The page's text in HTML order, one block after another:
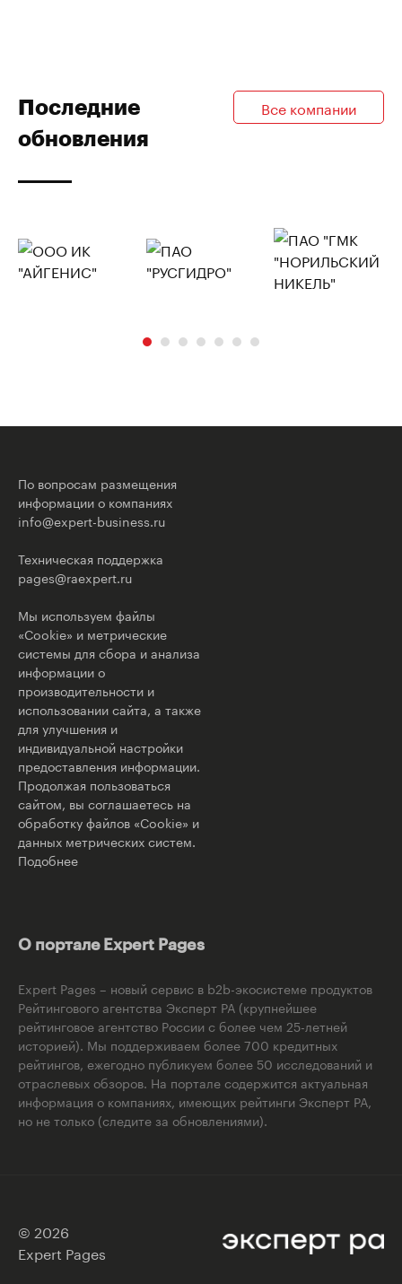
Последние
обновления
Все компании
По вопросам размещения
информации о компаниях
info@expert-business.ru
Техническая поддержка
pages@raexpert.ru
Мы используем файлы
«Cookie» и метрические
системы для сбора и анализа
информации о
производительности и
использовании сайта, а также
для улучшения и
индивидуальной настройки
предоставления информации.
Продолжая пользоваться
сайтом, вы соглашаетесь на
обработку файлов «Cookie» и
данных метрических систем.
Подобнее
О портале Expert Pages
Expert Pages – новый сервис в b2b-экосистеме продуктов
Рейтингового агентства Эксперт РА (крупнейшее
рейтинговое агентство России с более чем 25-летней
историей). Мы поддерживаем более 700 кредитных
рейтингов, ежегодно публикуем более 50 исследований и
отраслевых обзоров. На портале содержится актуальная
информация о компаниях, имеющих рейтинги Эксперт РА,
но не только (следите за обновлениями).
© 2026
Expert Pages